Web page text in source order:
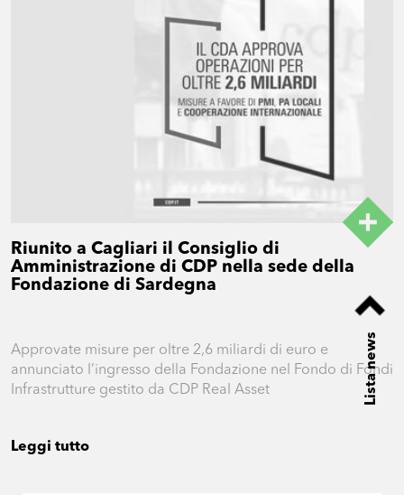
Riunito a Cagliari il Consiglio di
Amministrazione di CDP nella sede della
Fondazione di Sardegna
Approvate misure per oltre 2,6 miliardi di euro e
annunciato l’ingresso della Fondazione nel Fondo di Fondi
Infrastrutture gestito da CDP Real Asset
Leggi tutto
Lista news